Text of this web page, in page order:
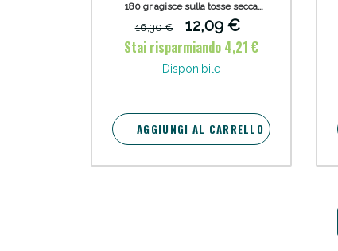
180 gr agisce sulla tosse secca
contrastando l'irritazione della
mucosa e sulla tosse grassa
favorendo l'idratazione e
l'eliminazione del muco. Adatto per
bambini da 1 a 6 anni.
16,30 €
12,09 €
Stai risparmiando 4,21 €
Disponibile
AGGIUNGI AL CARRELLO
Benessere Intestinale: Sconto